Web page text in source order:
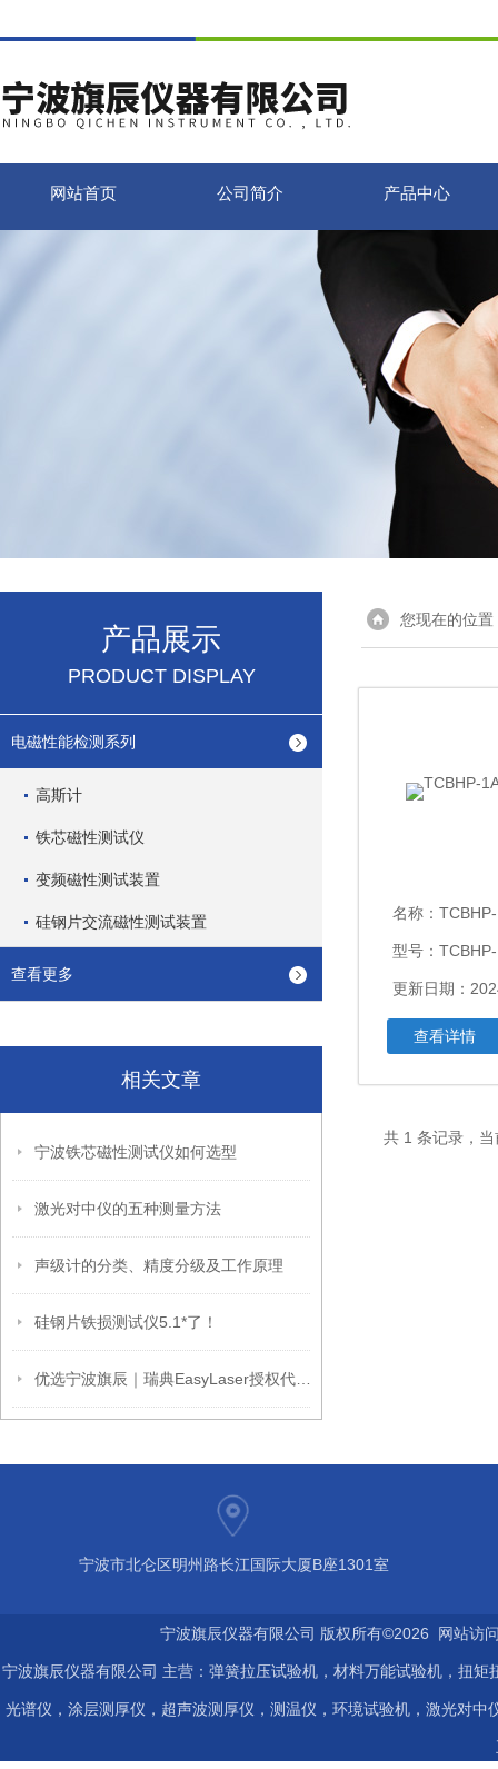
网站首页 公司简介 产品中心
产品展示
PRODUCT DISPLAY
电磁性能检测系列
高斯计
铁芯磁性测试仪
变频磁性测试装置
硅钢片交流磁性测试装置
查看更多
相关文章
宁波铁芯磁性测试仪如何选型
激光对中仪的五种测量方法
声级计的分类、精度分级及工作原理
硅钢片铁损测试仪5.1*了！
您现在的位置
名称：
型号：
更新日期：
查看详情
共 1 条记录，
宁波市北仑区明州路长江国际大厦B座1301室
宁波旗辰仪器有限公司 版权所有©2026 网站
宁波旗辰仪器有限公司 主营：弹簧拉压试验机，材料万能试验机，扭
光谱仪，涂层测厚仪，超声波测厚仪，测温仪，环境试验机，激光对